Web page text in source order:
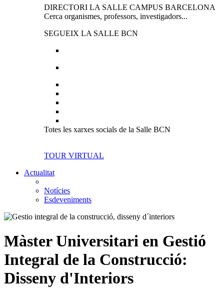
DIRECTORI LA SALLE CAMPUS BARCELONA
Cerca organismes, professors, investigadors...
SEGUEIX LA SALLE BCN
Totes les xarxes socials de la Salle BCN
TOUR VIRTUAL
Actualitat
Notícies
Esdeveniments
Màster Universitari en Gestió
Integral de la Construcció:
Disseny d'Interiors